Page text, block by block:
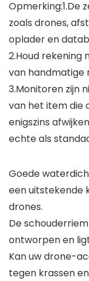
Opmerking:1.De
zoals drones,
oplader en
2.Houd rekening
van handmatige
3.Monitoren zijn
van het item die
enigszins
echte als
Goede
een uitstekende
drones.
De
ontworpen en
Kan uw drone-
tegen krassen